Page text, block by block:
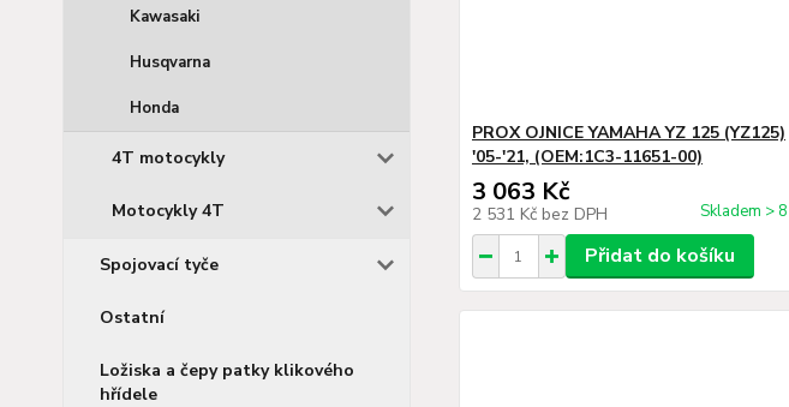
Kawasaki
Husqvarna
Honda
4T motocykly
Motocykly 4T
Spojovací tyče
Ostatní
Ložiska a čepy patky klikového
hřídele
PROX OJNICE YAMAHA YZ 125 (YZ125)
'05-'21, (OEM:1C3-11651-00)
3 063 Kč
2 531 Kč bez DPH Skladem > 8
Přidat do košíku